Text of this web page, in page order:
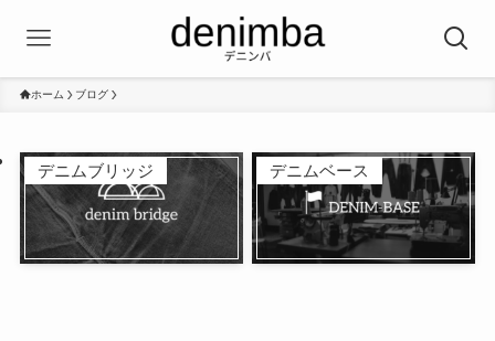
ホーム ブログ
デニムブリッジ デニムベース